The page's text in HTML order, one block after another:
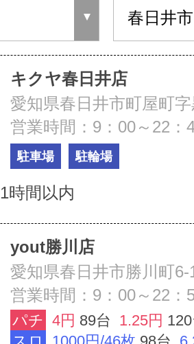
キクヤ春日井店
愛知県春日井市町屋町
営業時間：9：00～22：
駐車場 駐輪場
1時間以内
yout勝川店
愛知県春日井市勝川町6-
営業時間：9：00～22：
パチ 4円 89台 1.25円